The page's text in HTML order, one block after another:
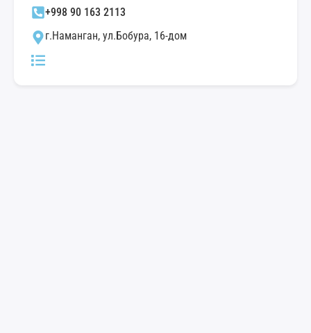
+998 90 163 2113
г.Наманган, ул.Бобура, 16-дом